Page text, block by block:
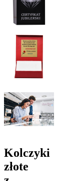
Kolczyki
złote